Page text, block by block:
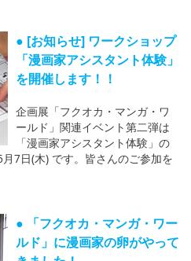
● [お知らせ] ワークショップ
「漫画家アシスタント体験」
を開催します！！
企画展「フクオカ・マンガ・ワ
ールド」関連イベント第二弾は
「漫画家アシスタント体験」の
7日(木) です。皆さんのご参加を
● 「フクオカ・マンガ・ワー
ルド」に漫画家の卵がやって